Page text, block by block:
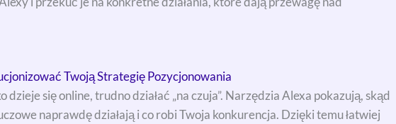
Twoją Strategię Pozycjonowania
się online, trudno działać „na czuja”. Narzędzia Alexa pokazują, skąd
naprawdę działają i co robi Twoja konkurencja. Dzięki temu łatwiej